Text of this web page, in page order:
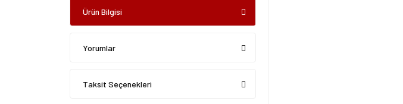
Ürün Bilgisi
Yorumlar
Taksit Seçenekleri